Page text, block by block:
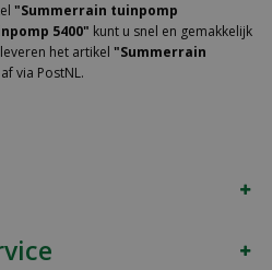
"Summerrain tuinpomp
5400" kunt u snel en gemakkelijk
het artikel "Summerrain
via PostNL.